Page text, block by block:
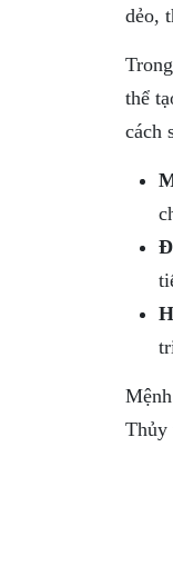
dẻo,
thể
cách
Thủy